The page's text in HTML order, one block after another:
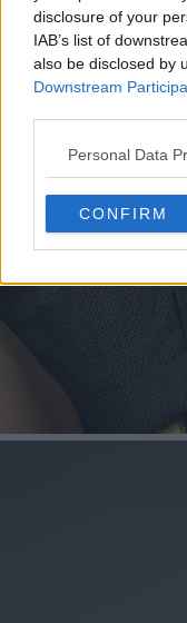
disclosure of your
IAB’s list of
also be disclosed by
Downstream
Personal Data
CONFIRM